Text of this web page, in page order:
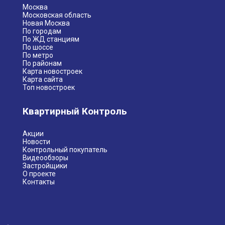
ПЛАНЫ НА ИНФРАСТРУКТУРУ
Первый детский сад сдан рядом с корпусами 14 и 19,
Москва
Московская область
Новая Москва
По городам
По ЖД станциям
По шоссе
По метро
По районам
Карта новостроек
Карта сайта
Топ новостроек
Квартирный Контроль
Акции
Новости
Контрольный покупатель
Видеообзоры
Застройщики
О проекте
Контакты